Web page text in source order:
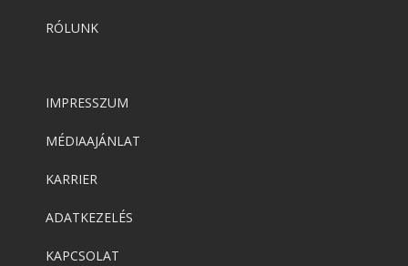
RÓLUNK
IMPRESSZUM
MÉDIAAJÁNLAT
KARRIER
ADATKEZELÉS
KAPCSOLAT